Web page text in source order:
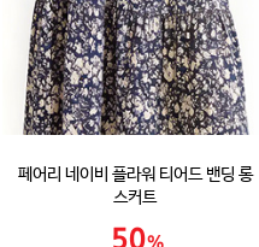
페어리 네이비 플라워 티어드 밴딩 롱
스커트